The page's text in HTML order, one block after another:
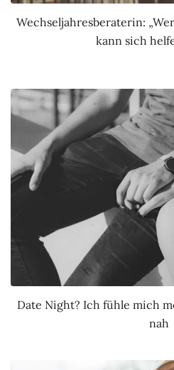
Wechseljahresberaterin:
kann sich
Date Night? Ich fühle mich
nah